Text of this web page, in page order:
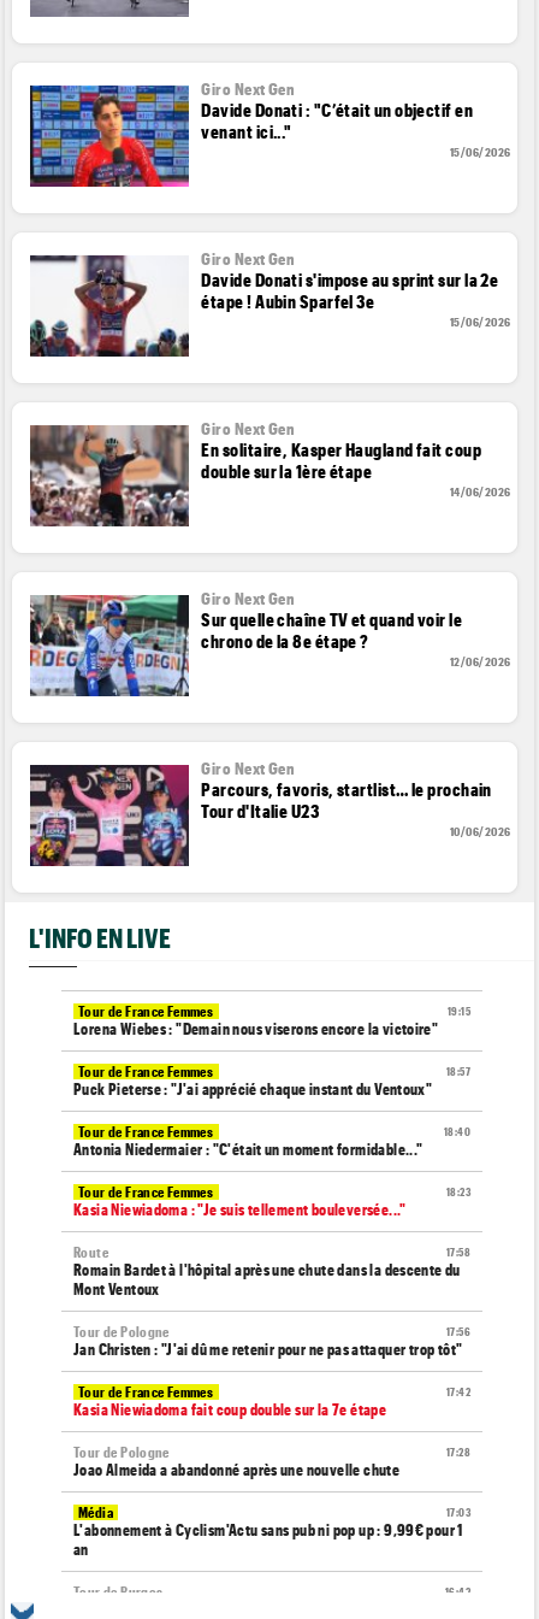
Giro Next Gen
Davide Donati : "C’était un objectif en
venant ici..."
15/06/2026
Giro Next Gen
Davide Donati s'impose au sprint sur la 2e
étape ! Aubin Sparfel 3e
15/06/2026
Giro Next Gen
En solitaire, Kasper Haugland fait coup
double sur la 1ère étape
14/06/2026
Giro Next Gen
Sur quelle chaîne TV et quand voir le
chrono de la 8e étape ?
12/06/2026
Giro Next Gen
Parcours, favoris, startlist… le prochain
Tour d'Italie U23
10/06/2026
L'INFO EN LIVE
19:15
Tour de France Femmes
Lorena Wiebes : "Demain nous viserons encore la victoire"
18:57
Tour de France Femmes
Puck Pieterse : "J'ai apprécié chaque instant du Ventoux"
18:40
Tour de France Femmes
Antonia Niedermaier : "C'était un moment formidable..."
18:23
Tour de France Femmes
Kasia Niewiadoma : "Je suis tellement bouleversée..."
17:58
Route
Romain Bardet à l'hôpital après une chute dans la descente du
Mont Ventoux
17:56
Tour de Pologne
Jan Christen : "J'ai dû me retenir pour ne pas attaquer trop tôt"
17:42
Tour de France Femmes
Kasia Niewiadoma fait coup double sur la 7e étape
17:28
Tour de Pologne
Joao Almeida a abandonné après une nouvelle chute
17:03
Média
L'abonnement à Cyclism'Actu sans pub ni pop up : 9,99€ pour 1
an
16:42
Tour de Burgos